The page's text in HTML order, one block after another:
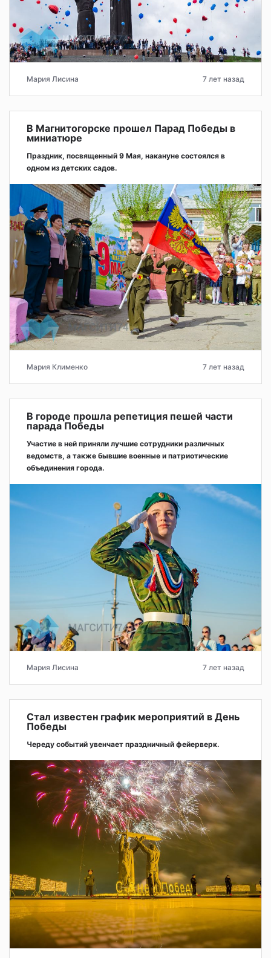
Мария Лисина 7 лет назад
В Магнитогорске прошел Парад Победы в
миниатюре
Праздник, посвященный 9 Мая, накануне состоялся в
одном из детских садов.
Мария Клименко 7 лет назад
В городе прошла репетиция пешей части
парада Победы
Участие в ней приняли лучшие сотрудники различных
ведомств, а также бывшие военные и патриотические
объединения города.
Мария Лисина 7 лет назад
Стал известен график мероприятий в День
Победы
Череду событий увенчает праздничный фейерверк.